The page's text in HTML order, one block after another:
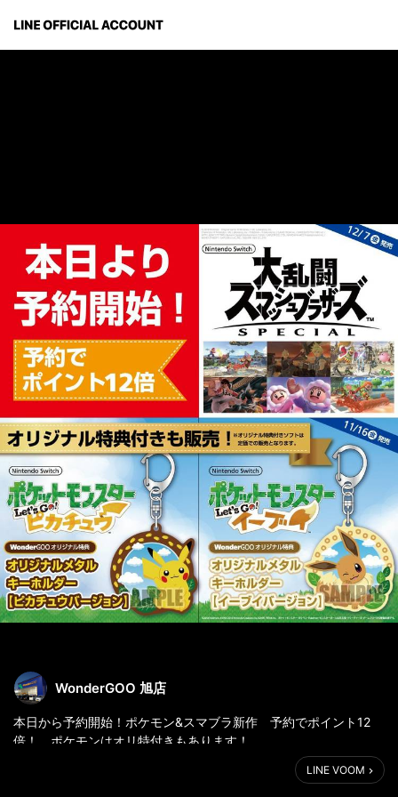
WonderGOO 旭店
本日から予約開始！ポケモン&スマブラ新作 予約でポイント12
倍！ ポケモンはオリ特付きもあります！
12/7発売 Switch 大乱闘スマッシュブラザーズ SPECIAL
LINE VOOM